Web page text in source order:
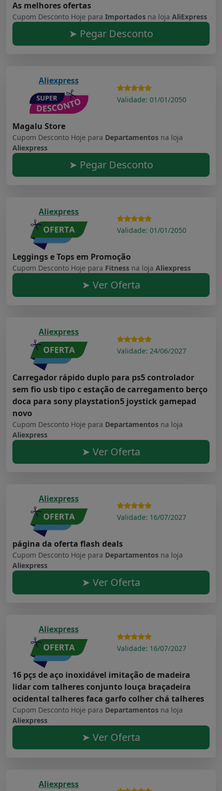
As melhores ofertas
Cupom Desconto Hoje para Importados na loja AliExpress
➤ Pegar Desconto
Aliexpress
Validade: 01/01/2050
Magalu Store
Cupom Desconto Hoje para Departamentos na loja
Aliexpress
➤ Pegar Desconto
Aliexpress
Validade: 01/01/2050
Leggings e Tops em Promoção
Cupom Desconto Hoje para Fitness na loja Aliexpress
➤ Ver Oferta
Aliexpress
Validade: 24/06/2027
Carregador rápido duplo para ps5 controlador
sem fio usb tipo c estação de carregamento berço
doca para sony playstation5 joystick gamepad
novo
Cupom Desconto Hoje para Departamentos na loja
Aliexpress
➤ Ver Oferta
Aliexpress
Validade: 16/07/2027
página da oferta flash deals
Cupom Desconto Hoje para Departamentos na loja
Aliexpress
➤ Ver Oferta
Aliexpress
Validade: 16/07/2027
16 pçs de aço inoxidável imitação de madeira
lidar com talheres conjunto louça braçadeira
ocidental talheres faca garfo colher chá talheres
Cupom Desconto Hoje para Departamentos na loja
Aliexpress
➤ Ver Oferta
Aliexpress